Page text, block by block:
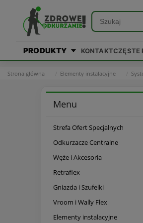
PRODUKTY KONTAKTCZĘSTE
Strona główna Elementy instalacyjne
Menu
Strefa Ofert Specjalnych
Odkurzacze Centralne
Węże i Akcesoria
Retraflex
Gniazda i Szufelki
Vroom i Wally Flex
Elementy instalacyjne